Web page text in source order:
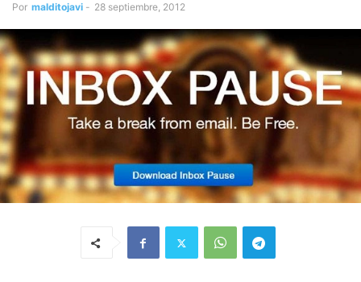
Por malditojavi - 28 septiembre, 2012